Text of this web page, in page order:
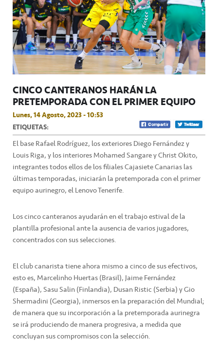
CINCO CANTERANOS HARÁN LA
PRETEMPORADA CON EL PRIMER EQUIPO
Lunes, 14 Agosto, 2023 - 10:53
ETIQUETAS:
El base Rafael Rodríguez, los exteriores Diego Fernández y
Louis Riga, y los interiores Mohamed Sangare y Christ Okito,
integrantes todos ellos de los filiales Cajasiete Canarias las
últimas temporadas, iniciarán la pretemporada con el primer
equipo aurinegro, el Lenovo Tenerife.
Los cinco canteranos ayudarán en el trabajo estival de la
plantilla profesional ante la ausencia de varios jugadores,
concentrados con sus selecciones.
El club canarista tiene ahora mismo a cinco de sus efectivos,
esto es, Marcelinho Huertas (Brasil), Jaime Fernández
(España), Sasu Salin (Finlandia), Dusan Ristic (Serbia) y Gio
Shermadini (Georgia), inmersos en la preparación del Mundial;
de manera que su incorporación a la pretemporada aurinegra
se irá produciendo de manera progresiva, a medida que
concluyan sus compromisos con la selección.